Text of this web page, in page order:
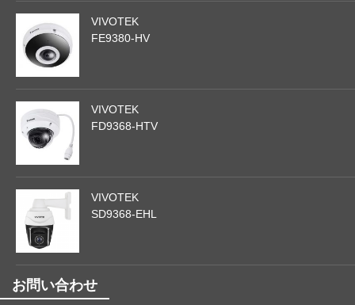
VIVOTEK
FE9380-HV
VIVOTEK
FD9368-HTV
VIVOTEK
SD9368-EHL
お問い合わせ